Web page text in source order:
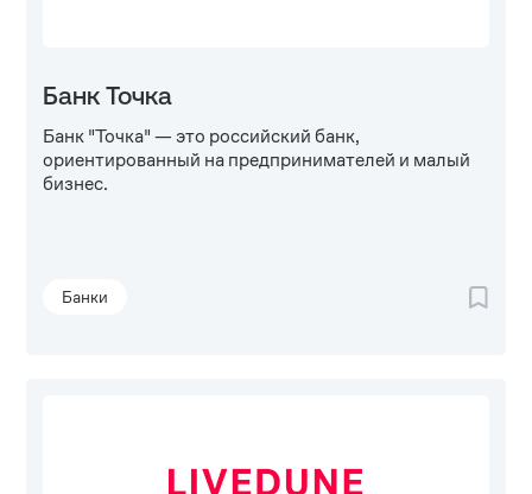
Банк Точка
Банк "Точка" — это российский банк,
ориентированный на предпринимателей и малый
бизнес.
Банки